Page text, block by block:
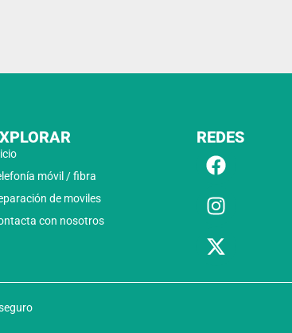
móvil / fibra
de moviles
con nosotros
REDES